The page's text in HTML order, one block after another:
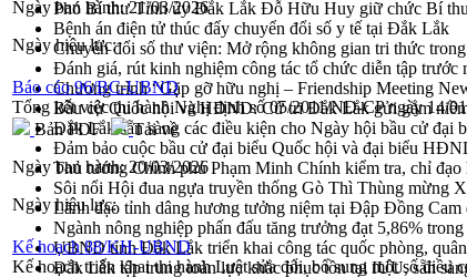
Phó Bí thư Tỉnh ủy Đắk Lắk Đỗ Hữu Huy giữ chức Bí
Bệnh án điện tử thúc đẩy chuyển đổi số y tế tại Đắk Lắk
Chuyển đổi số thư viện: Mở rộng không gian tri thức
Đánh giá, rút kinh nghiệm công tác tổ chức diễn tập trước
Chương trình “Gặp gỡ hữu nghị – Friendship Meeting
Bầu cử Quốc hội và HĐND: Cử tri Đắk Lắk gửi gắm
Đắk Lắk sẵn sàng các điều kiện cho Ngày hội bầu cử
Đảm bảo cuộc bầu cử đại biểu Quốc hội và đại biểu
Thủ tướng Chính phủ Phạm Minh Chính kiểm tra, chỉ
Sôi nổi Hội đua ngựa truyền thống Gò Thì Thùng mừng
Lãnh đạo tỉnh dâng hương tưởng niệm tại Đập Đồng
Ngành nông nghiệp phấn đấu tăng trưởng đạt 5,86%
UBND tỉnh Đắk Lắk triển khai công tác quốc phòng,
Đắk Lắk tập trung toàn lực khắc phục tồn tại IUU, sẵn
Ngày ban hành:21/03/2026
Ngày hiệu lực:
Báo cáo 96/BC-UBND
Tổng kết việc thi hành Nghị định số 05/2011/NĐ-CP ngày 14/
Bản PDF
Tải về
Ngày ban hành:20/03/2026
Ngày hiệu lực:
Kế hoạch 88/KH-UBND
Kế hoạch triển khai thi hành Luật sửa đổi, bổ sung một số điều